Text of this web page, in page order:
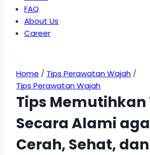
FAQ
About Us
Career
Home / Tips Perawatan Wajah /
Tips Perawatan Wajah
Tips Memutihkan
Secara Alami
Cerah, Sehat, dan